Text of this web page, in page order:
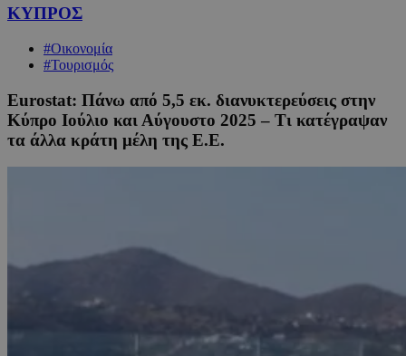
ΚΥΠΡΟΣ
#Οικονομία
#Τουρισμός
Eurostat: Πάνω από 5,5 εκ. διανυκτερεύσεις στην
Κύπρο Ιούλιο και Αύγουστο 2025 – Τι κατέγραψαν
τα άλλα κράτη μέλη της Ε.Ε.